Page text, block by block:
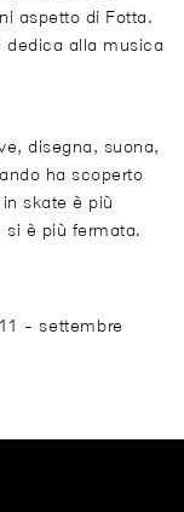
aspetto di Fotta.
dedica alla musica
disegna, suona,
ha scoperto
skate è più
si è più fermata.
- settembre